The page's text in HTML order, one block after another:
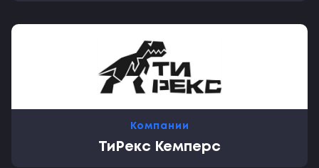
Компании
ТиРекс Кемперс